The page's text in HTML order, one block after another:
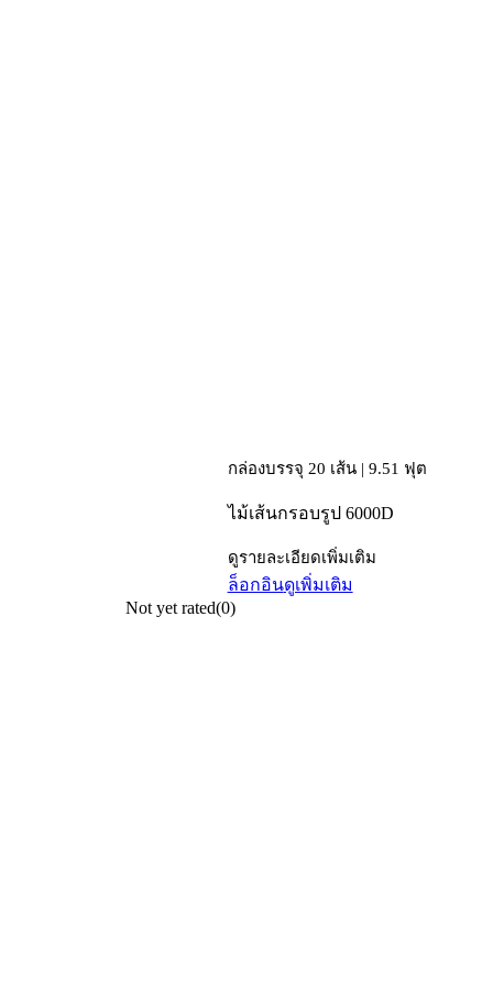
กล่องบรรจุ 20 เส้น | 9.51 ฟุต
ไม้เส้นกรอบรูป 6000D
ดูรายละเอียดเพิ่มเติม
ล็อกอินดูเพิ่มเติม
Not yet rated(0)